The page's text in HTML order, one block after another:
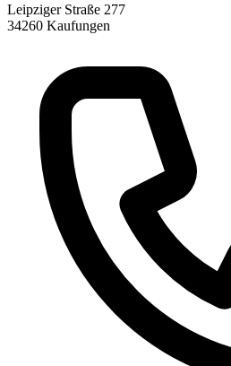
Leipziger Straße 277
34260 Kaufungen